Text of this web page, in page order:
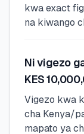
kwa exact
na kiwango
Ni vigezo
KES
Vigezo kwa
cha Kenya/
mapato ya